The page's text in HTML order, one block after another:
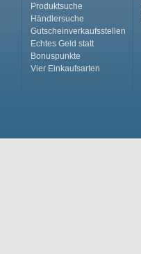
Produktsuche
Händlersuche
Gutscheinverkaufsstellen
Echtes Geld statt
Bonuspunkte
Vier Einkaufsarten